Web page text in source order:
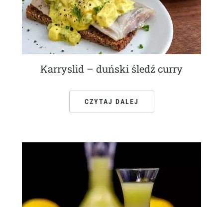
Karryslid – duński śledź curry
CZYTAJ DALEJ